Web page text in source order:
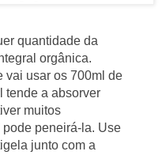
quantidade da
orgânica.
vai usar os 700ml de
tende a absorver
muitos
peneirá-la. Use
junto com a